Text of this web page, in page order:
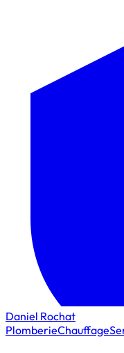
Daniel Rochat
PlomberieChauffage